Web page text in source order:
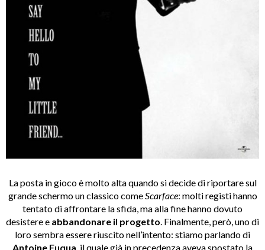
La posta in gioco è molto alta quando si decide di riportare sul
grande schermo un classico come Scarface: molti registi hanno
tentato di affrontare la sfida, ma alla fine hanno dovuto
desistere e abbandonare il progetto . Finalmente, però, uno di
loro sembra essere riuscito nell’intento: stiamo parlando di
Antoine Fuqua , il quale già in precedenza aveva spostato la